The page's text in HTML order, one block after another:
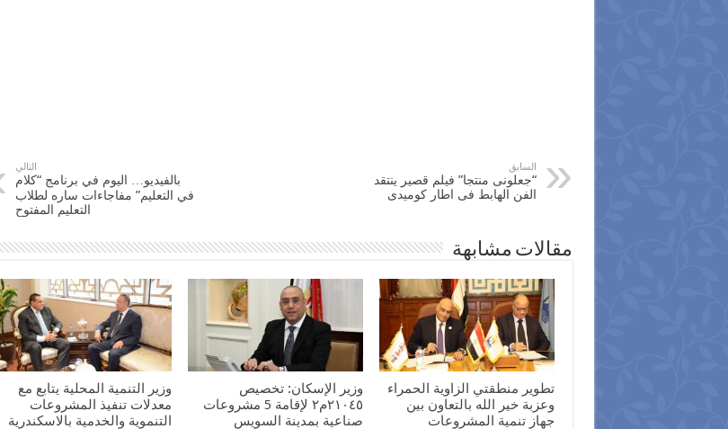
السابق
“جعلونى منتجا” فيلم قصير ينتقد
الفن الهابط فى اطار كوميدى
التالي
بالفيديو… اليوم في برنامج “كلام
في التعليم” مفاجاءات ساره لطلاب
التعليم المفتوح
مقالات مشابهة
تطوير منطقتي الزاوية الحمراء
وعزبة خير الله بالتعاون بين
جهاز تنمية المشروعات
وزير الإسكان: تخصيص
٢١٠٤٥م٢ لإقامة 5 مشروعات
صناعية بمدينة السويس
وزير التنمية المحلية يتابع مع
معدلات تنفيذ المشروعات
التنموية والخدمية بالاسكندرية